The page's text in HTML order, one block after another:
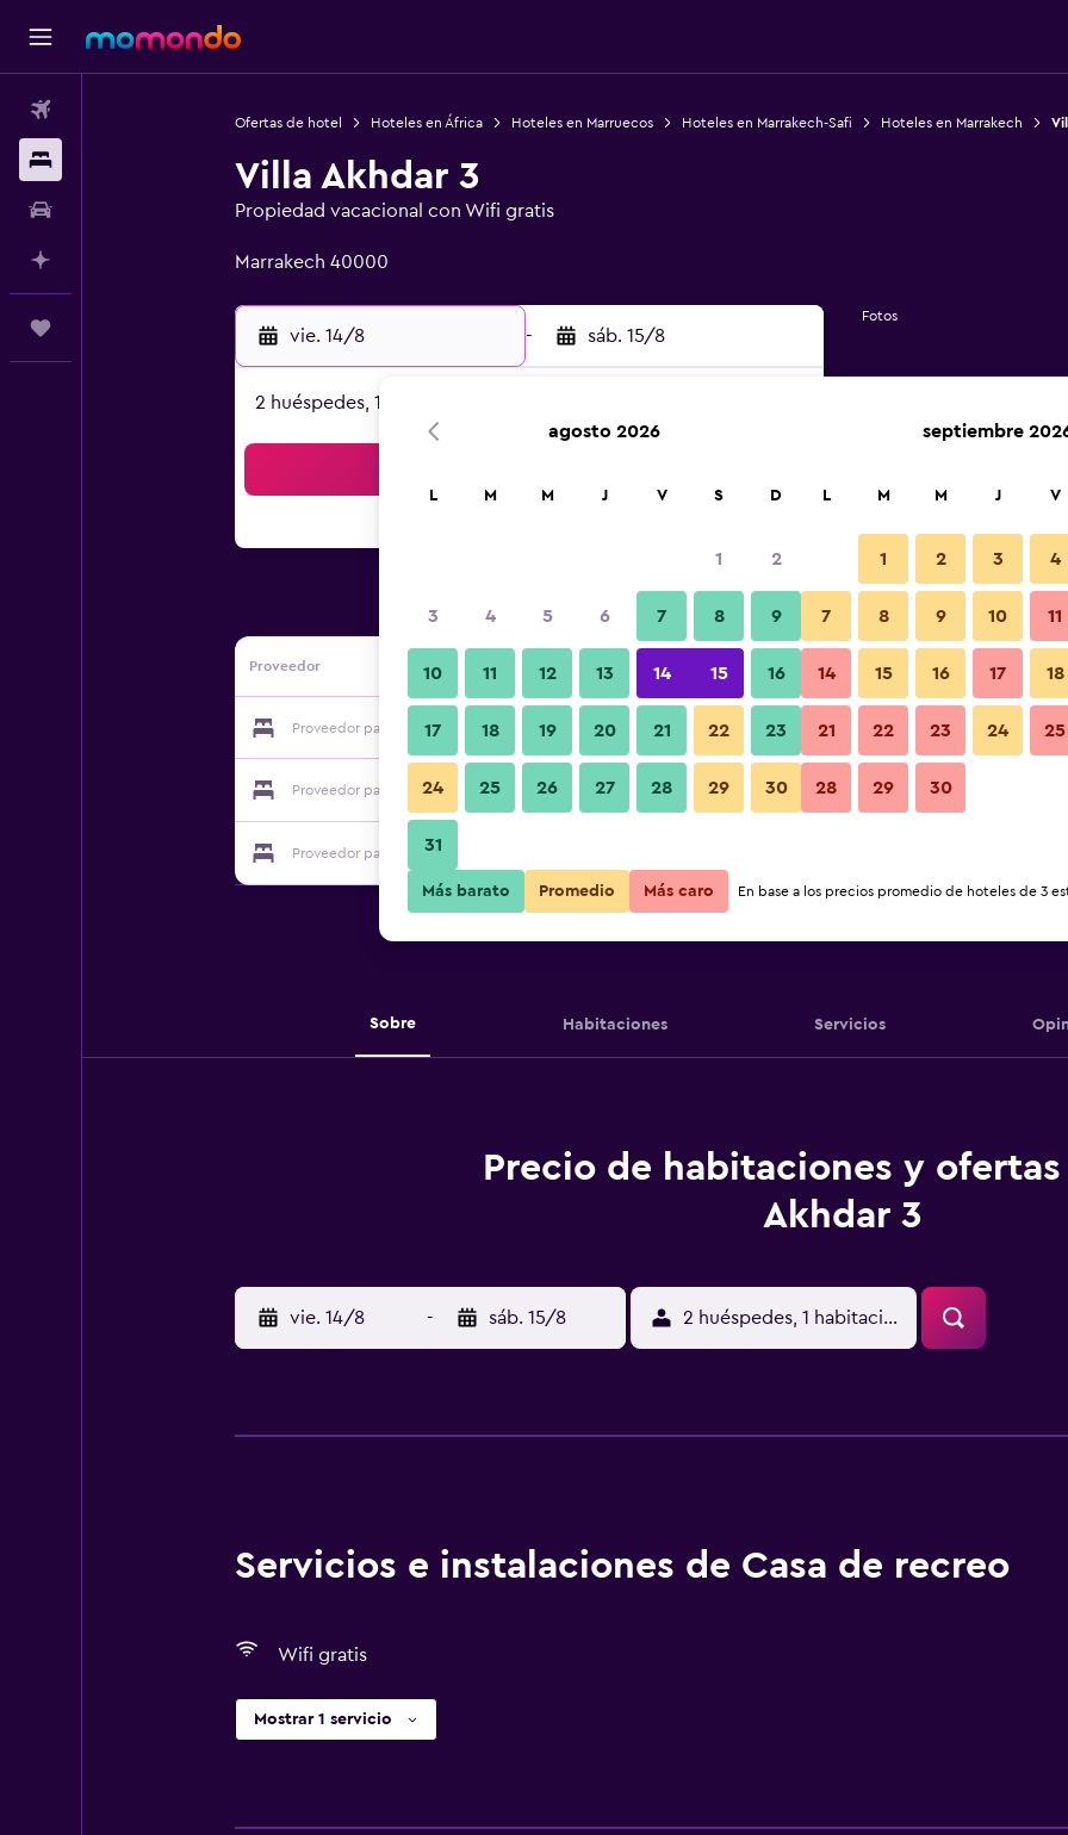
Ofertas de hotel Hoteles en África Hoteles en Marruecos Hoteles en Marrakech-Safi Hoteles en Marrakech
Villa Akhdar 3
Propiedad vacacional con Wifi gratis
Marrakech 40000
vie. 14/8 - sáb. 15/8
2 huéspedes, 1 habitación
Proveedor
Proveedor para Villa Akhdar 3 Ver precios
Proveedor para Villa Akhdar 3 Ver precios
Proveedor para Villa Akhdar 3
Fotos
Sobre Habitaciones Servicios
Precio de habitaciones y
Akhdar 3
vie. 14/8 - sáb. 15/8 2 huéspedes, 1 habitación
Servicios e instalaciones de Casa de recreo
Wifi gratis
Mostrar 1 servicio
agosto 2026
L M M J V S D
1 2
3 4 5 6 7 8 9
10 11 12 13 14 15 16
17 18 19 20 21 22 23
24 25 26 27 28 29 30
31
septiembre
L M M J V
1 2 3 4
7 8 9 10 11
14 15 16 17 18
21 22 23 24 25
28 29 30
Más barato Promedio Más caro En base a los precios promedio de hoteles de 3